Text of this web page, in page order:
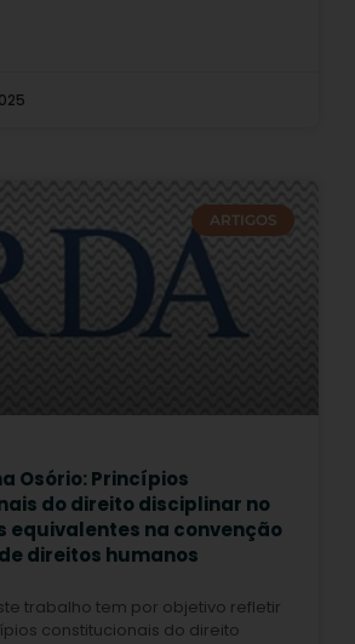
ARTIGOS
Osório: Princípios
do direito disciplinar no
equivalentes na convenção
direitos humanos
trabalho tem por objetivo refletir
constitucionais do direito